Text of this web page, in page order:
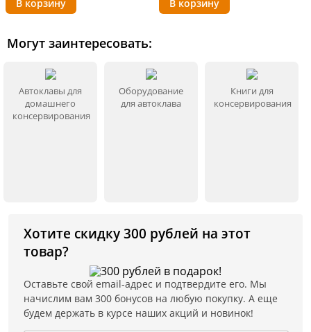
Отличный подарок родных и близких
Уникальный дизайн, готовая подарочная
упаковка
Большая область применения
Придает яркий насыщенный аромат и вкус
Производитель — ИП Шульга В. В.
Кол-во специй в наборе — 5 шт.
Срок годности — 24 месяца
Могут заинтересовать:
Автоклавы для
домашнего
консервирования
Оборудование
для автоклава
Книги для
консервирования
Хотите скидку 300 рублей на этот
товар?
Оставьте свой email-адрес и подтвердите его. Мы
начислим вам 300 бонусов на любую покупку. А еще
будем держать в курсе наших акций и новинок!